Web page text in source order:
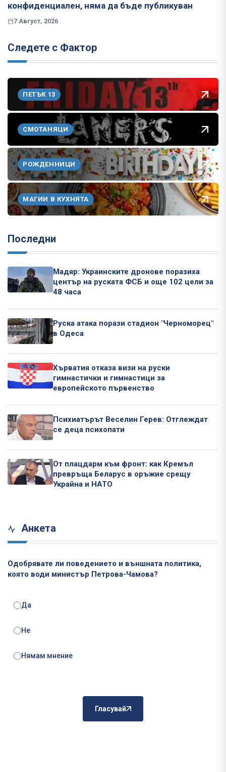
конфиденциален, няма да бъде публикуван
7 Август, 2026
Следете с Фактор
ПЕТЪК 13
СМОТАНЯЦИ
РОЖДЕННИЦИ
МАГИИ В КУХНЯТА
Последни
Мадяр: Украинските дронове поразиха
център на руската ФСБ и още 102 цели за
48 часа
Руска атака порази стадион "Черноморец"
в Одеса
Хърватия отказа визи на руски
гимнастички и гимнастици за
европейското първенство
Психиатърът Веселин Герев: Отглеждат
се деца психопати
От плацдарм към фронт: как Кремъл
превръща Беларус в оръжие срещу
Украйна и НАТО
Анкета
Одобрявате ли поведението и външната политика,
която води министър Петрова-Чамова?
Да
Не
Нямам мнение
Гласувай